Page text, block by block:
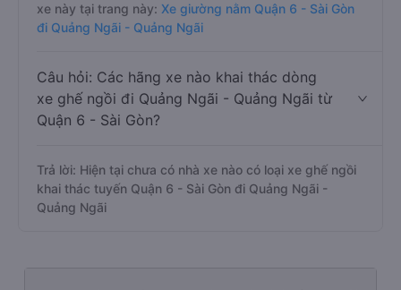
xe này tại trang này: Xe giường nằm Quận 6 - Sài Gòn
đi Quảng Ngãi - Quảng Ngãi
Câu hỏi: Các hãng xe nào khai thác dòng
xe ghế ngồi đi Quảng Ngãi - Quảng Ngãi từ
Quận 6 - Sài Gòn?
Trả lời: Hiện tại chưa có nhà xe nào có loại xe ghế ngồi
khai thác tuyến Quận 6 - Sài Gòn đi Quảng Ngãi -
Quảng Ngãi